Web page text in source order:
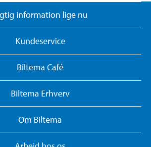
information lige nu
Kundeservice
Biltema Café
Biltema Erhverv
Om Biltema